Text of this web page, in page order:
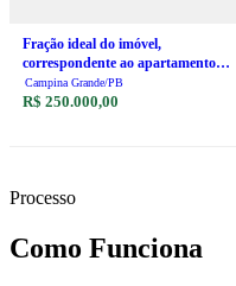
Fração ideal do imóvel,
correspondente ao apartamento
1.006 do Edifício Residencial Porto
Belo, situado na Rua Cel. Salvino de
Campina Grande/PB
R$ 250.000,00
Processo
Como Funciona